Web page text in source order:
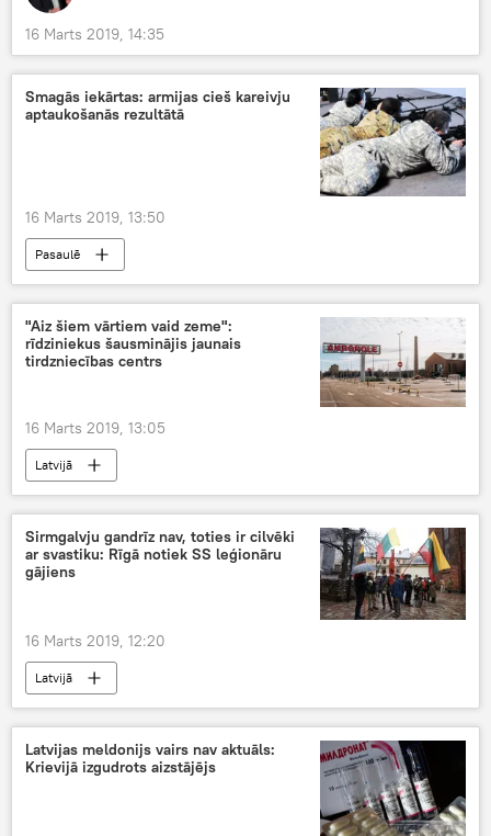
16 Marts 2019, 14:35
Smagās iekārtas: armijas cieš kareivju
aptaukošanās rezultātā
16 Marts 2019, 13:50
Pasaulē
"Aiz šiem vārtiem vaid zeme":
rīdziniekus šausminājis jaunais
tirdzniecības centrs
16 Marts 2019, 13:05
Latvijā
Sirmgalvju gandrīz nav, toties ir cilvēki
ar svastiku: Rīgā notiek SS leģionāru
gājiens
16 Marts 2019, 12:20
Latvijā
Latvijas meldonijs vairs nav aktuāls:
Krievijā izgudrots aizstājējs